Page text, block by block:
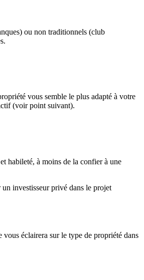
ou non traditionnels (club
vous semble le plus adapté à votre
(voir point suivant).
habileté, à moins de la confier à une
investisseur privé dans le projet
éclairera sur le type de propriété dans